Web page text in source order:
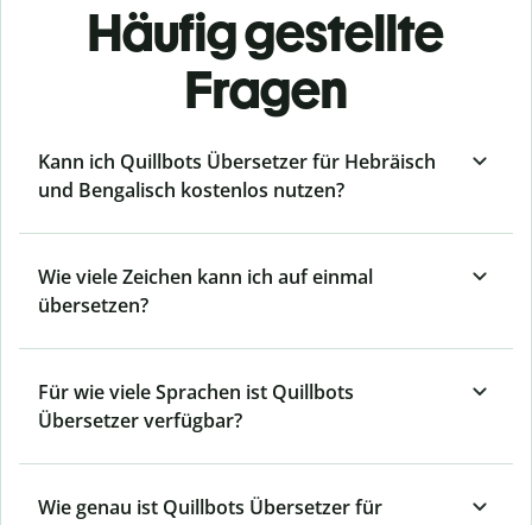
Häufig gestellte
Fragen
Kann ich Quillbots Übersetzer für Hebräisch
und Bengalisch kostenlos nutzen?
Wie viele Zeichen kann ich auf einmal
übersetzen?
Für wie viele Sprachen ist Quillbots
Übersetzer verfügbar?
Wie genau ist Quillbots Übersetzer für